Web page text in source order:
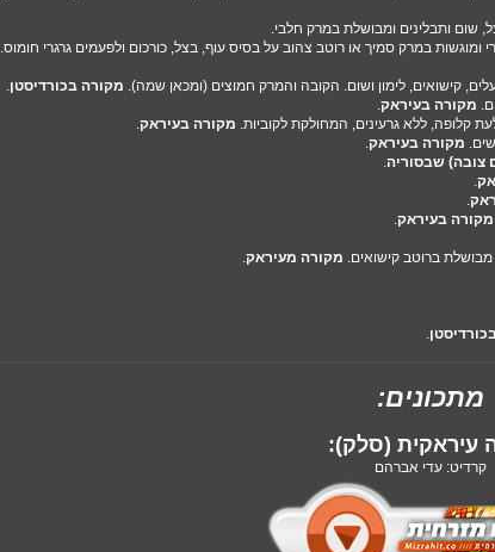
שום ותבלינים ומבושלת במרק חלבי‏.
במרק סמיך או רוטב צהוב על בסיס עוף, בצל, כורכום ולפעמים גרגרי חומוס.
קישואים, לימון ושום. הקובה והמרק חמוצים (ומכאן שמה). מקורה בכורדיסטן.
מקורה בעיראק.
קלופה, ללא גרעינים, המחולקת לקוביות. מקורה בעיראק.
מקורה בעיראק.
שבסוריה.
.
.
מקורה בעיראק.
ברוטב קישואים. מקורה מעיראק.
.
מתכונים:
עיראקית (סלק):
קרדיט: עדי אברהם